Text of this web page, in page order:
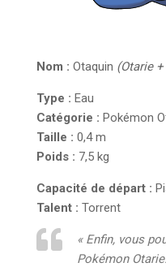
Nom : Otaquin (Otarie
Type : Eau
Catégorie : Pokémon
Taille : 0,4 m
Poids : 7,5 kg
Capacité de départ :
Talent : Torrent
« Enfin, vous
Pokémon Otarie.